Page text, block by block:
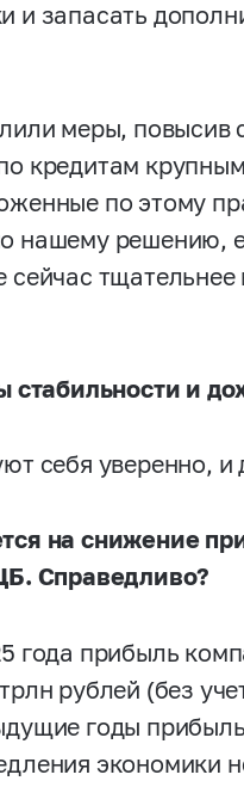
и запасать
меры,
кредитам
по этому
нашему решению,
сейчас
стабильности и
себя уверенно,
на снижение
Справедливо?
года прибыль
рублей (без
годы
экономики